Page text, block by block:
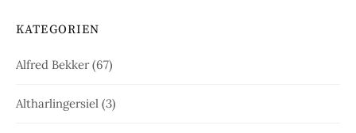
KATEGORIEN
Alfred Bekker(67)
Altharlingersiel (3)